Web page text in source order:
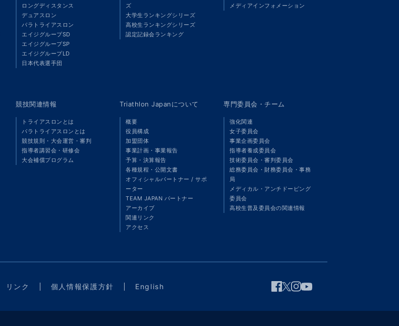
ロングディスタンス
デュアスロン
パラトライアスロン
エイジグループSD
エイジグループSP
エイジグループLD
日本代表選手団
ズ
大学生ランキングシリーズ
高校生ランキングシリーズ
認定記録会ランキング
メディアインフォメーション
競技関連情報
トライアスロンとは
パラトライアスロンとは
競技規則・大会運営・審判
指導者講習会・研修会
大会補償プログラム
Triathlon Japanについて
概要
役員構成
加盟団体
事業計画・事業報告
予算・決算報告
各種規程・公開文書
オフィシャルパートナー / サポ
ーター
TEAM JAPAN パートナー
アーカイブ
関連リンク
アクセス
専門委員会・チーム
強化関連
女子委員会
事業企画委員会
指導者養成委員会
技術委員会・審判委員会
総務委員会・財務委員会・事務
局
メディカル・アンチドーピング
委員会
高校生普及委員会の関連情報
リンク 個人情報保護方針 English